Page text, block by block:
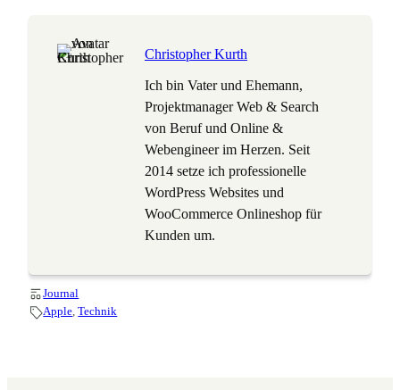
Christopher Kurth
Ich bin Vater und Ehemann,
Projektmanager Web & Search
von Beruf und Online &
Webengineer im Herzen. Seit
2014 setze ich professionelle
WordPress Websites und
WooCommerce Onlineshop für
Kunden um.
Journal
Apple, Technik